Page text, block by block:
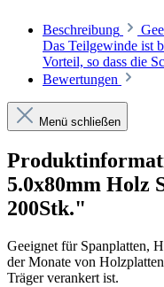
Beschreibung
Das Teilgewinde ist
Vorteil, so dass die
Bewertungen
Menü schließen
5.0x80mm Holz
200Stk."
Geeignet für Spanplatten,
der Monate von
Träger verankert ist.